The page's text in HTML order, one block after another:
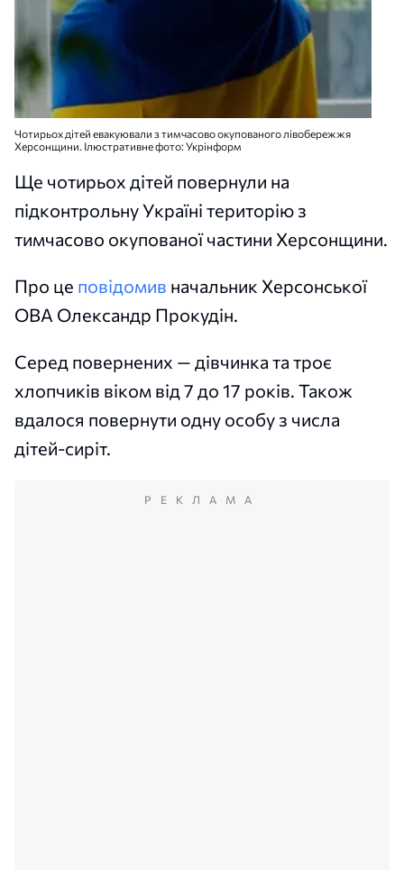
Чотирьох дітей евакуювали з тимчасово окупованого лівобережжя
Херсонщини. Ілюстративне фото: Укрінформ
Ще чотирьох дітей повернули на
підконтрольну Україні територію з
тимчасово окупованої частини Херсонщини.
Про це повідомив начальник Херсонської
ОВА Олександр Прокудін.
Серед повернених — дівчинка та троє
хлопчиків віком від 7 до 17 років. Також
вдалося повернути одну особу з числа
дітей-сиріт.
РЕКЛАМА